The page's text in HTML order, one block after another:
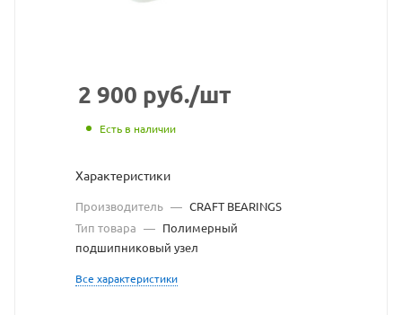
BEARINGS
взят
сайта
https://
по
ссылке
https://
без
2 900 руб./шт
Есть в наличии
Характеристики
Производитель — CRAFT BEARINGS
Тип товара — Полимерный
подшипниковый узел
Все характеристики